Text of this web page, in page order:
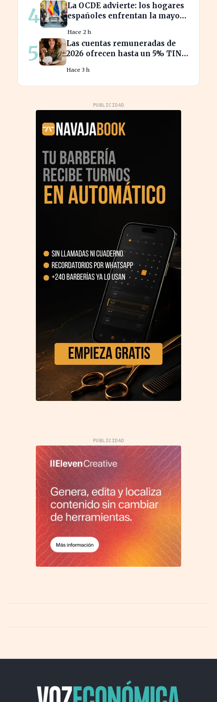
4
La OCDE advierte: los hogares
españoles enfrentan la mayor
Hace 2 h
5
Las cuentas remuneradas de
2026 ofrecen hasta un 5% TIN:
Hace 3 h
PUBLICIDAD
PUBLICIDAD